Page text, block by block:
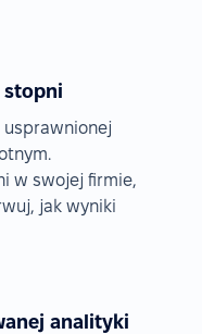
stopni
w swojej firmie,
jak wyniki
analityki